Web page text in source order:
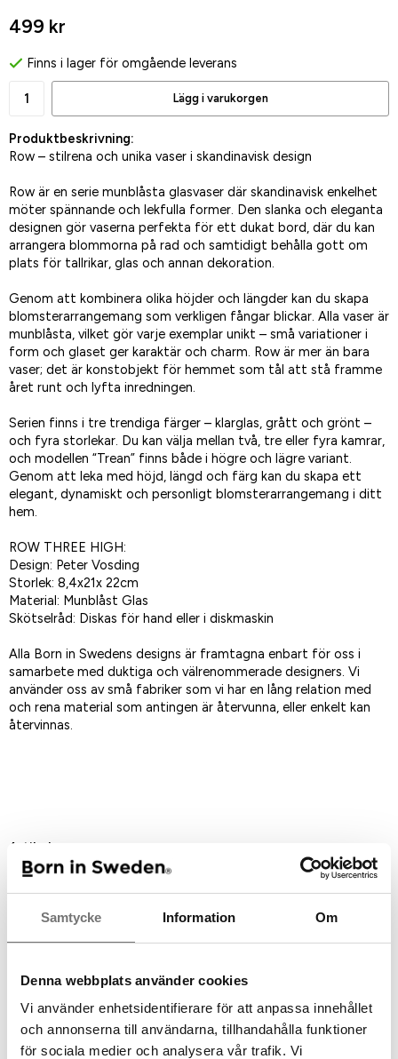
Samtycke Information Om
Denna webbplats använder cookies
Vi använder enhetsidentifierare för att anpassa innehållet
och annonserna till användarna, tillhandahålla funktioner
för sociala medier och analysera vår trafik. Vi
499 kr
Finns i lager för omgående leverans
Lägg i varukorgen
Produktbeskrivning:
Row – stilrena och unika vaser i skandinavisk design
Row är en serie munblåsta glasvaser där skandinavisk enkelhet
möter spännande och lekfulla former. Den slanka och eleganta
designen gör vaserna perfekta för ett dukat bord, där du kan
arrangera blommorna på rad och samtidigt behålla gott om
plats för tallrikar, glas och annan dekoration.
Genom att kombinera olika höjder och längder kan du skapa
blomsterarrangemang som verkligen fångar blickar. Alla vaser är
munblåsta, vilket gör varje exemplar unikt – små variationer i
form och glaset ger karaktär och charm. Row är mer än bara
vaser; det är konstobjekt för hemmet som tål att stå framme
året runt och lyfta inredningen.
Serien finns i tre trendiga färger – klarglas, grått och grönt –
och fyra storlekar. Du kan välja mellan två, tre eller fyra kamrar,
och modellen “Trean” finns både i högre och lägre variant.
Genom att leka med höjd, längd och färg kan du skapa ett
elegant, dynamiskt och personligt blomsterarrangemang i ditt
hem.
ROW THREE HIGH:
Design: Peter Vosding
Storlek: 8,4x21x 22cm
Material: Munblåst Glas
Skötselråd: Diskas för hand eller i diskmaskin
Alla Born in Swedens designs är framtagna enbart för oss i
samarbete med duktiga och välrenommerade designers. Vi
använder oss av små fabriker som vi har en lång relation med
och rena material som antingen är återvunna, eller enkelt kan
återvinnas.
Artikelnummer:
7340433
Rekommenderade tillbehör till
denna produkt